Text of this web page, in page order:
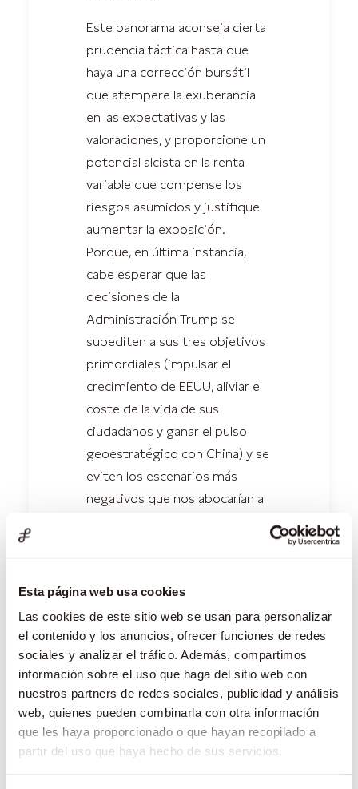
Esta página web usa cookies
Las cookies de este sitio web se usan para personalizar
el contenido y los anuncios, ofrecer funciones de redes
sociales y analizar el tráfico. Además, compartimos
información sobre el uso que haga del sitio web con
nuestros partners de redes sociales, publicidad y análisis
web, quienes pueden combinarla con otra información
que les haya proporcionado o que hayan recopilado a
partir del uso que haya hecho de sus servicios.
Este panorama aconseja cierta
prudencia táctica hasta que
haya una corrección bursátil
que atempere la exuberancia
en las expectativas y las
valoraciones, y proporcione un
potencial alcista en la renta
variable que compense los
riesgos asumidos y justifique
aumentar la exposición.
Porque, en última instancia,
cabe esperar que las
decisiones de la
Administración Trump se
supediten a sus tres objetivos
primordiales (impulsar el
crecimiento de EEUU, aliviar el
coste de la vida de sus
ciudadanos y ganar el pulso
geoestratégico con China) y se
eviten los escenarios más
negativos que nos abocarían a